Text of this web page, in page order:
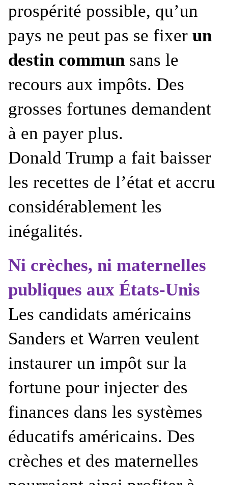
prospérité possible, qu’un
pays ne peut pas se fixer un
destin commun sans le
recours aux impôts. Des
grosses fortunes demandent
à en payer plus.
Donald Trump a fait baisser
les recettes de l’état et accru
considérablement les
inégalités.
Ni crèches, ni maternelles
publiques aux États-Unis
Les candidats américains
Sanders et Warren veulent
instaurer un impôt sur la
fortune pour injecter des
finances dans les systèmes
éducatifs américains. Des
crèches et des maternelles